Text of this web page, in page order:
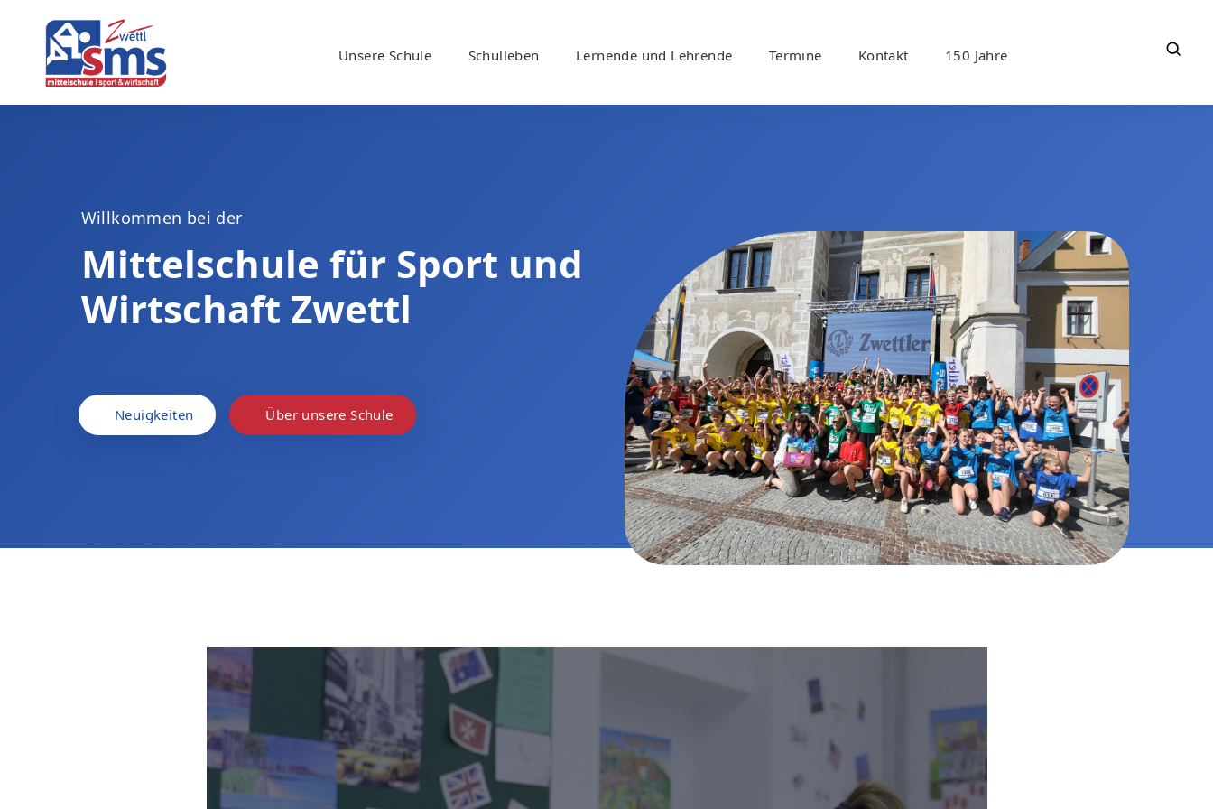
Unsere Schule Schulleben Lernende und Lehrende Termine Kontakt 150 Jahre
Willkommen bei der
Mittelschule für Sport und
Wirtschaft Zwettl
Neuigkeiten Über unsere Schule